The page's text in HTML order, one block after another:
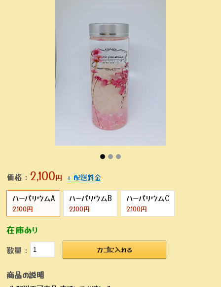
価格： 2,100円 + 配送料金
ハーバリウムA
2,100円
ハーバリウムB
2,100円
ハーバリウムC
2,100円
在庫あり
数量： カゴに入れる
商品の説明